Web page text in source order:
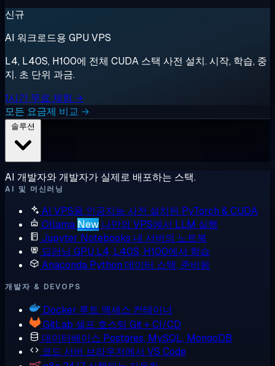
신규
AI 워크로드용 GPU VPS
L4, L40S, H100에 전체 CUDA 스택 사전 설치. 시작, 학습, 중
지. 초 단위 과금.
1시간 무료 체험 →
모든 요금제 비교 →
AI 개발자와 개발자가 실제로 배포하는 스택.
AI 및 머신러닝
AI VPS용 인공지능 사전 설치된 PyTorch & CUDA
Ollama New 나만의 VPS에서 LLM 실행
Jupyter Notebooks 내 서버의 노트북
딥러닝 GPU L4, L40S, H100에서 학습
Anaconda Python 데이터 스택, 준비됨
개발자 & DEVOPS
Docker 루트 액세스 컨테이너
GitLab 셀프 호스팅 Git + CI/CD
데이터베이스 Postgres, MySQL, MongoDB
코드 서버 브라우저에서 VS Code